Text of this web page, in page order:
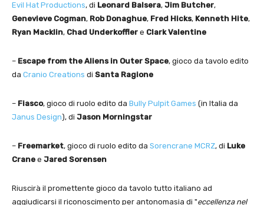
Evil Hat Productions, di Leonard Balsera, Jim Butcher,
Genevieve Cogman, Rob Donaghue, Fred Hicks, Kenneth Hite,
Ryan Macklin, Chad Underkoffler e Clark Valentine
– Escape from the Aliens in Outer Space, gioco da tavolo edito
da Cranio Creations di Santa Ragione
– Fiasco, gioco di ruolo edito da Bully Pulpit Games (in Italia da
Janus Design), di Jason Morningstar
– Freemarket, gioco di ruolo edito da Sorencrane MCRZ, di Luke
Crane e Jared Sorensen
Riuscirà il promettente gioco da tavolo tutto italiano ad
aggiudicarsi il riconoscimento per antonomasia di "eccellenza nel